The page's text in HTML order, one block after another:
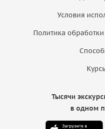
Условия
Политика
Тысячи
в одном